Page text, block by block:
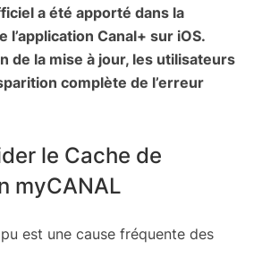
a été apporté dans la
l’application Canal+ sur iOS.
de la mise à jour, les utilisateurs
complète de l’erreur
le Cache de
myCANAL
est une cause fréquente des